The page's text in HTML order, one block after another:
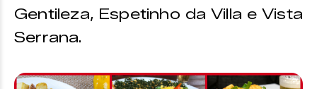
Gentileza, Espetinho da Villa e Vista
Serrana.